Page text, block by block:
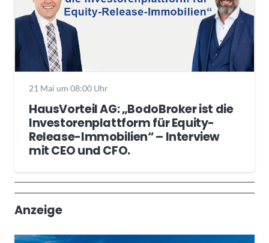
21 Mai um 08:00 Uhr
HausVorteil AG: „BodoBroker ist die
Investorenplattform für Equity-
Release-Immobilien“ – Interview
mit CEO und CFO.
Wochenrückblick
Trendthemen
Anzeige